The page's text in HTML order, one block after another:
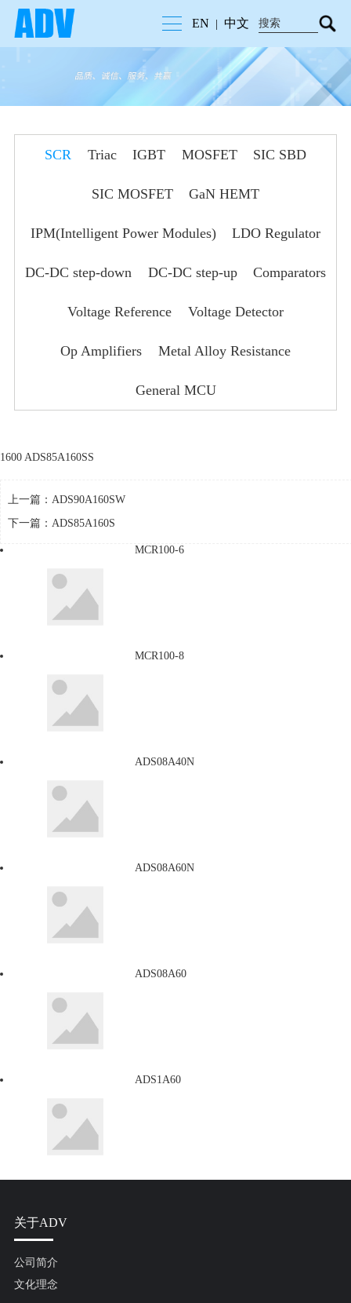
EN 中文
SCR Triac IGBT MOSFET SIC SBD
SIC MOSFET GaN HEMT
IPM(Intelligent Power Modules) LDO Regulator
DC-DC step-down DC-DC step-up Comparators
Voltage Reference Voltage Detector
Op Amplifiers Metal Alloy Resistance
General MCU
1600 ADS85A160SS
上一篇： ADS90A160SW
下一篇： ADS85A160S
MCR100-6
MCR100-8
ADS08A40N
ADS08A60N
ADS08A60
ADS1A60
关于ADV
公司简介
文化理念